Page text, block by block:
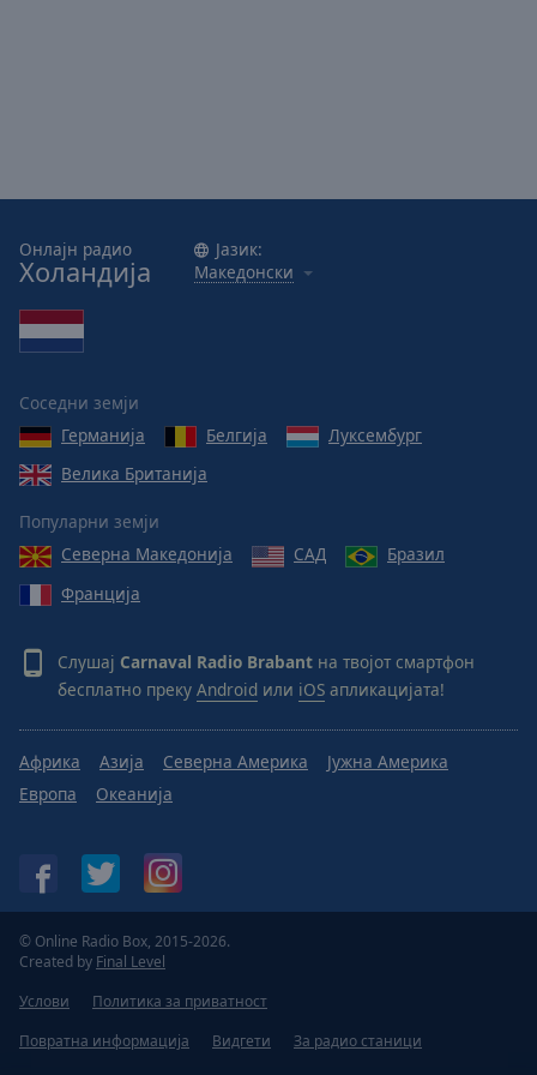
Онлајн радио
Холандија
Јазик:
Македонски
Соседни земји
Германија
Белгија
Луксембург
Велика Британија
Популарни земји
Северна Македонија
САД
Бразил
Франција
Слушај Carnaval Radio Brabant на твојот смартфон
бесплатно преку Android или iOS апликацијата!
Африка Азија Северна Америка
Јужна Америка
Европа
Океанија
© Online Radio Box, 2015-2026.
Created by Final Level
Услови
Политика за приватност
Повратна информација
Видгети За радио станици